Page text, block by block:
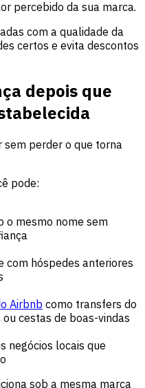
percebido da sua marca.
com a qualidade da
certos e evita descontos
depois que
sem perder o que torna
pode:
o mesmo nome sem
com hóspedes anteriores
Airbnb como transfers do
cestas de boas-vindas
negócios locais que
sob a mesma marca